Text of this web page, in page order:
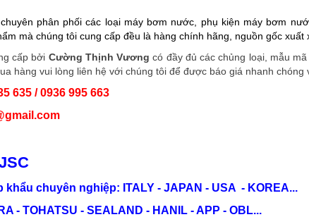
chuyên phân phối các loại máy bơm nước, phụ kiện máy bơm
mà chúng tôi cung cấp đều là hàng chính hãng, nguồn gốc xuất
cấp bởi Cường Thịnh Vương có đầy đủ các chủng loại, mẫu
hàng vui lòng liên hệ với chúng tôi để được báo giá nhanh chóng
635 / 0936 995 663
khẩu chuyên nghiệp: ITALY - JAPAN - USA - KOREA...
- TOHATSU - SEALAND - HANIL - APP - OBL...